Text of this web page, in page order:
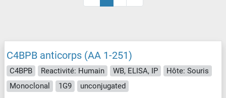
C4BPB anticorps (AA 1-251)
C4BPB Reactivité: Humain WB, ELISA, IP
Hôte: Souris
Monoclonal
1G9 unconjugated